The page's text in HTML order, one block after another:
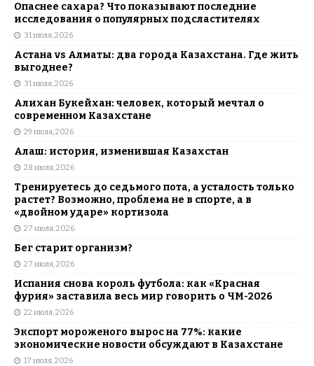
Опаснее сахара? Что показывают последние
исследования о популярных подсластителях
31 июля, 2026
Астана vs Алматы: два города Казахстана. Где жить
выгоднее?
31 июля, 2026
Алихан Букейхан: человек, который мечтал о
современном Казахстане
29 июля, 2026
Алаш: история, изменившая Казахстан
28 июля, 2026
Тренируетесь до седьмого пота, а усталость только
растет? Возможно, проблема не в спорте, а в
«двойном ударе» кортизола
27 июля, 2026
Бег старит организм?
27 июля, 2026
Испания снова король футбола: как «Красная
фурия» заставила весь мир говорить о ЧМ-2026
22 июля, 2026
Экспорт мороженого вырос на 77%: какие
экономические новости обсуждают в Казахстане
17 июля, 2026